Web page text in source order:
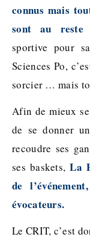
connus mais
sont au
sportive pour
Sciences Po,
sorcier … mais
Afin de mieux
de se donner
recoudre ses
ses baskets,La
de
évocateurs.
Le CRIT, c’est